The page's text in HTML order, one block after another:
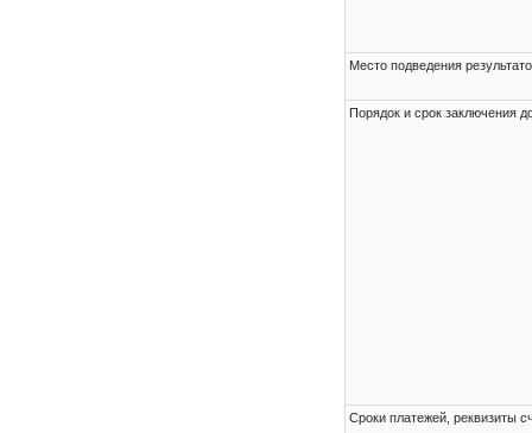
Место подведения
Порядок и срок заключения
Сроки платежей, реквизиты